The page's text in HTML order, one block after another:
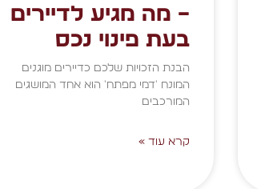
– מה מגיע לדיירים
בעת פינוי נכס
הבנת הזכויות שלכם כדיירים מוגנים
המונח 'דמי מפתח' הוא אחד המושגים
המורכבים
קרא עוד »